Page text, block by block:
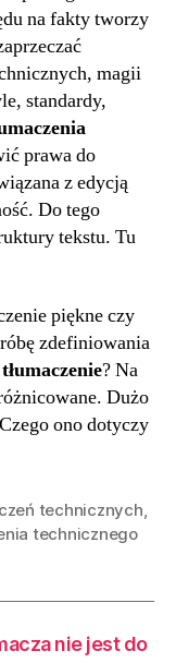
na fakty tworzy
magii
standardy,
prawa do
z edycją
Do tego
tekstu. Tu
piękne czy
zdefiniowania
? Na
Dużo
ono dotyczy
technicznych,
technicznego
nie jest do